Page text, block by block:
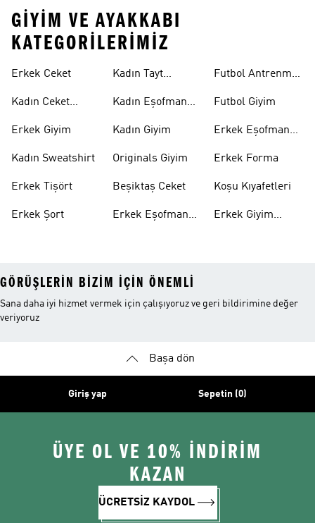
GIYIM VE AYAKKABI
KATEGORILERIMIZ
Erkek Ceket
Kadın Ceket
Erkek Giyim
Kadın Sweatshirt
Erkek Tişört
Erkek Şort
Kadın Tayt
Kadın Eşofman
Kadın Giyim
Originals Giyim
Beşiktaş Ceket
Erkek Eşofman
Futbol Antrenman
Futbol Giyim
Erkek Eşofman
Erkek Forma
Koşu Kıyafetleri
Erkek Giyim
GÖRÜŞLERIN BIZIM IÇIN ÖNEMLI
Sana daha iyi hizmet vermek için çalışıyoruz ve geri bildirimine değer
veriyoruz
Başa dön
Giriş yap Sepetin (0)
ÜYE OL VE 10% İNDİRİM
KAZAN
ÜCRETSİZ KAYDOL